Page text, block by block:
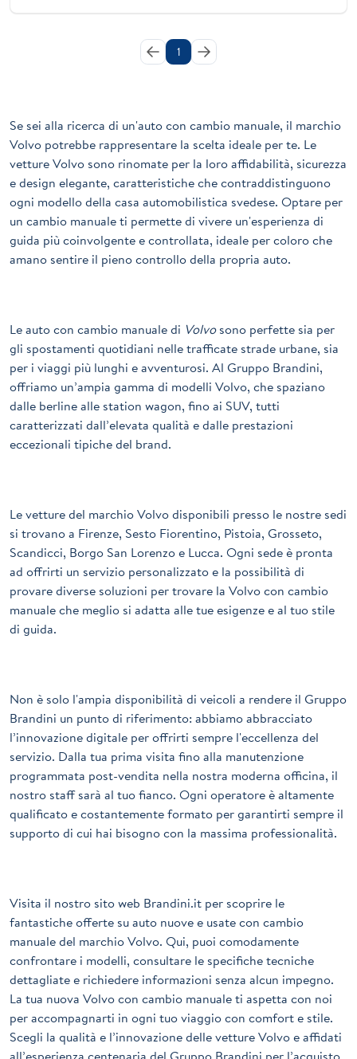
1
Se sei alla ricerca di un'auto con cambio manuale, il marchio
Volvo potrebbe rappresentare la scelta ideale per te. Le
vetture Volvo sono rinomate per la loro affidabilità, sicurezza
e design elegante, caratteristiche che contraddistinguono
ogni modello della casa automobilistica svedese. Optare per
un cambio manuale ti permette di vivere un'esperienza di
guida più coinvolgente e controllata, ideale per coloro che
amano sentire il pieno controllo della propria auto.
Le auto con cambio manuale di Volvosono perfette sia per
gli spostamenti quotidiani nelle trafficate strade urbane, sia
per i viaggi più lunghi e avventurosi. Al Gruppo Brandini,
offriamo un’ampia gamma di modelli Volvo, che spaziano
dalle berline alle station wagon, fino ai SUV, tutti
caratterizzati dall’elevata qualità e dalle prestazioni
eccezionali tipiche del brand.
Le vetture del marchio Volvo disponibili presso le nostre sedi
si trovano a Firenze, Sesto Fiorentino, Pistoia, Grosseto,
Scandicci, Borgo San Lorenzo e Lucca. Ogni sede è pronta
ad offrirti un servizio personalizzato e la possibilità di
provare diverse soluzioni per trovare la Volvo con cambio
manuale che meglio si adatta alle tue esigenze e al tuo stile
di guida.
Non è solo l'ampia disponibilità di veicoli a rendere il Gruppo
Brandini un punto di riferimento: abbiamo abbracciato
l’innovazione digitale per offrirti sempre l'eccellenza del
servizio. Dalla tua prima visita fino alla manutenzione
programmata post-vendita nella nostra moderna officina, il
nostro staff sarà al tuo fianco. Ogni operatore è altamente
qualificato e costantemente formato per garantirti sempre il
supporto di cui hai bisogno con la massima professionalità.
Visita il nostro sito web Brandini.it per scoprire le
fantastiche offerte su auto nuove e usate con cambio
manuale del marchio Volvo. Qui, puoi comodamente
confrontare i modelli, consultare le specifiche tecniche
dettagliate e richiedere informazioni senza alcun impegno.
La tua nuova Volvo con cambio manuale ti aspetta con noi
per accompagnarti in ogni tuo viaggio con comfort e stile.
Scegli la qualità e l’innovazione delle vetture Volvo e affidati